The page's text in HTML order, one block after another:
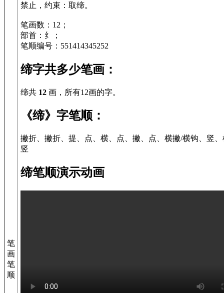
笔
画
笔
顺
禁止，约束：取缔。
笔画数：12；
部首：纟；
笔顺编号：551414345252
缔字共多少笔画：
缔共 12 画，所有12画的字。
《缔》字笔顺：
撇折、撇折、提、点、横、点、撇、点、横撇/横钩、竖
竖
缔笔顺演示动画